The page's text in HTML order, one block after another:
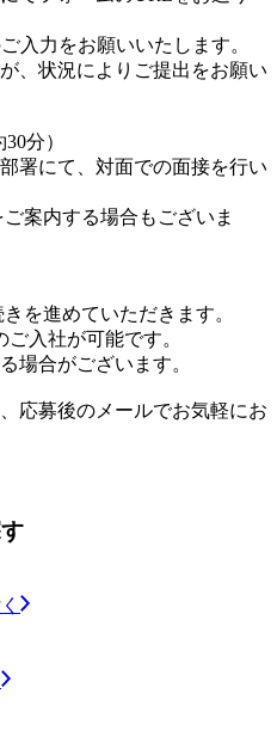
入力をお願いいたします。
、状況によりご提出をお願い
分）
署にて、対面での面接を行い
案内する場合もございま
を進めていただきます。
入社が可能です。
場合がございます。
応募後のメールでお気軽にお